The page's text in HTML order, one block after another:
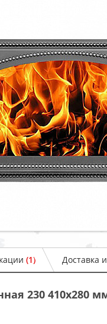
(1) Доставка
230 410x280